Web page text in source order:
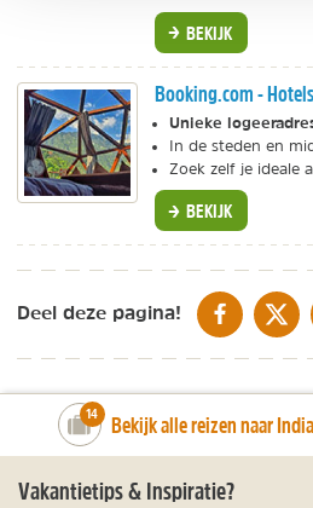
BEKIJK
Booking.com -
Unieke
In de steden en
Zoek zelf je ideale
BEKIJK
Deel deze pagina! DELEN OP
number_of_trips:
14 Bekijk alle reizen naar India
Vakantietips & Inspiratie?